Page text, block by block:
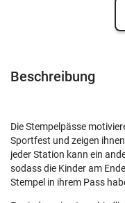
Beschreibung
Die Stempelpässe
Sportfest und zeigen
jeder Station kann ein
sodass die Kinder am
Stempel in ihrem Pass